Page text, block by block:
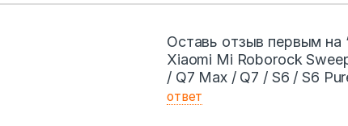
Оставь отзыв первым на
Xiaomi Mi Roborock
/ Q7 Max / Q7 / S6 / S6
ответ